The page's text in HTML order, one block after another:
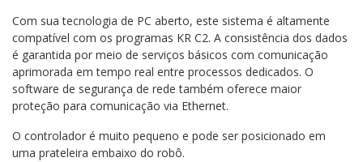
Com sua tecnologia de PC aberto, este sistema é altamente
compatível com os programas KR C2. A consistência dos dados
é garantida por meio de serviços básicos com comunicação
aprimorada em tempo real entre processos dedicados. O
software de segurança de rede também oferece maior
proteção para comunicação via Ethernet.
O controlador é muito pequeno e pode ser posicionado em
uma prateleira embaixo do robô.